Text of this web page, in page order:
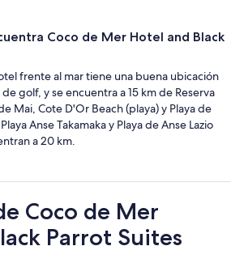
Coco de Mer Hotel and Black
frente al mar tiene una buena ubicación
golf, y se encuentra a 15 km de Reserva
Mai, Cote D'Or Beach (playa) y Playa de
Anse Takamaka y Playa de Anse Lazio
a 20 km.
Coco de Mer
Parrot Suites